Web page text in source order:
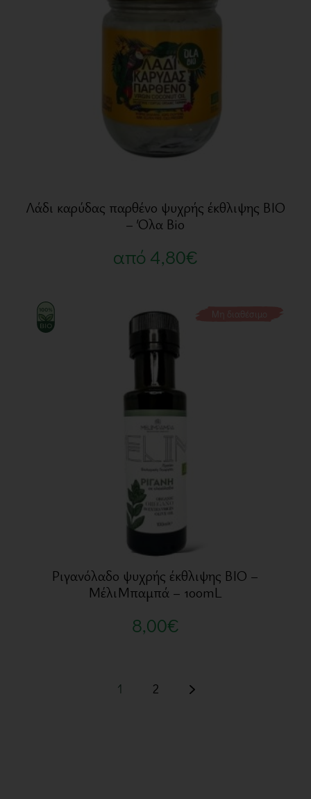
Λάδι καρύδας παρθένο ψυχρής έκθλιψης BIO
– Όλα Bio
από 4,80€
Μη διαθέσιμο
Ριγανόλαδο ψυχρής έκθλιψης BIO –
ΜέλιΜπαμπά – 100mL
8,00€
1 2